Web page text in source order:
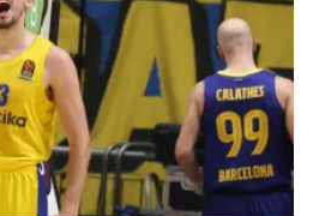
VOD
רץ ברשת
נבחרת ישראל
מכבי חיפה
בית"ר ירושלים
מכבי תל אביב
ליגה ספרדית
ליגה איטלקית
ליגה צרפתית
כדורסל נשים
מכבי תל אביב
הפועל חולון
הפועל ירושלים
יורוליג
יורוקאפ
טניס
כדוריד
כדורעף